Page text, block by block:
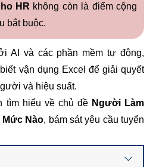
HR không còn là điểm cộng
bắt buộc.
AI và các phần mềm tự động,
vận dụng Excel để giải quyết
và hiệu suất.
tìm hiểu về chủ đề Người Làm
Mức Nào, bám sát yêu cầu tuyển